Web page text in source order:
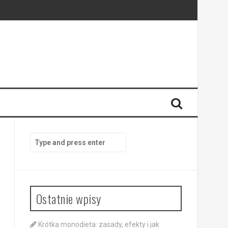
for:
Ostatnie wpisy
Krótka monodieta: zasady, efekty i jak